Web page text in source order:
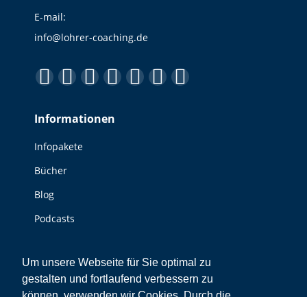
Um unsere Webseite für Sie optimal zu
gestalten und fortlaufend verbessern zu
E-mail:
info@lohrer-coaching.de
Finden Sie uns auf:
Facebook
opens
new
window
YouTube
opens
Linkedin
opens
Instagram
opens
E-
WebsiteXING
Informationen
Infopakete
Bücher
Blog
Podcasts
Sonstiges